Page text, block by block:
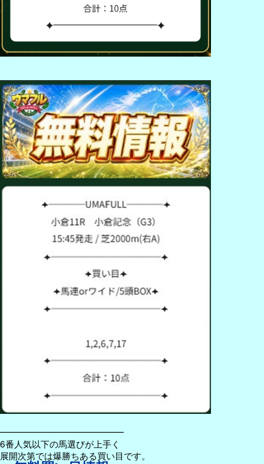
━━━━━━━━━━━━━━
6番人気以下の馬選びが上手く
展開次第では爆勝ちある買い目です。